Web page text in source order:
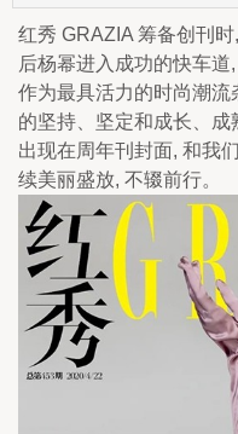
红秀 GRAZIA 筹备创刊
后杨幂进入成功的快车
作为最具活力的时尚潮流
的坚持、坚定和成长、
出现在周年刊封面, 和我
续美丽盛放, 不辍前行。